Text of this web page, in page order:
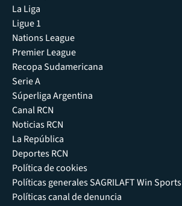
La Liga
Ligue 1
Nations League
Premier League
Recopa Sudamericana
Serie A
Súperliga Argentina
Canal RCN
Noticias RCN
La República
Deportes RCN
Política de cookies
Políticas generales SAGRILAFT Win Sports
Políticas canal de denuncia